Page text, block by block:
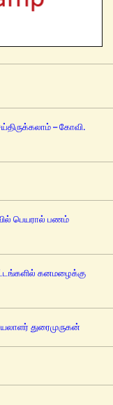
– கோவி.
பெயரால் பணம்
கனமழைக்கு
துரைமுருகன்